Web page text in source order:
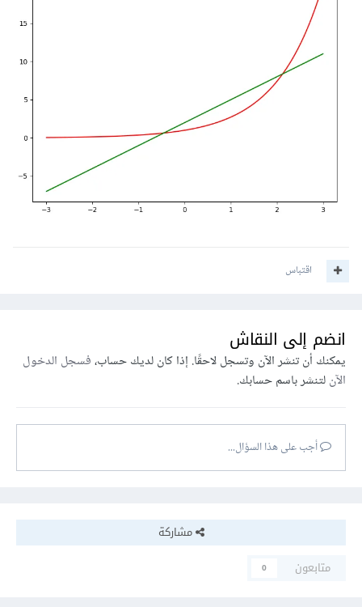
اقتباس
انضم إلى النقاش
يمكنك أن تنشر الآن وتسجل لاحقًا. إذا كان لديك حساب،فسجل الدخول
الآنلتنشر باسم حسابك.
أجب على هذا السؤال...
مشاركة
متابعون
0